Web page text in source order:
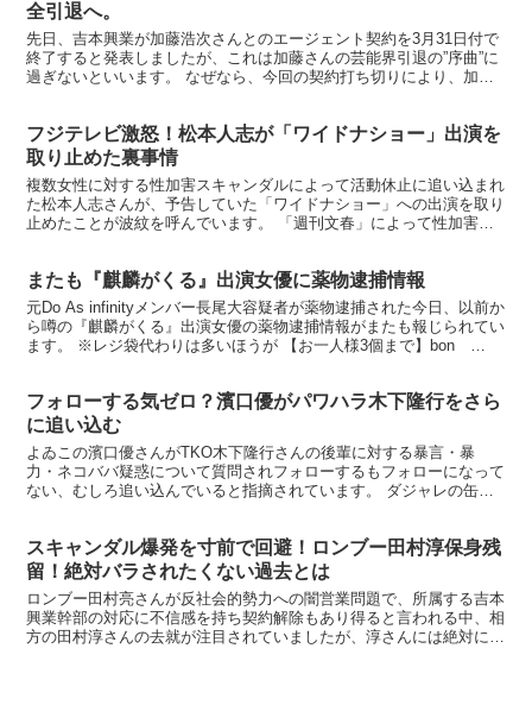
全引退へ。
先日、吉本興業が加藤浩次さんとのエージェント契約を3月31日付で
終了すると発表しましたが、これは加藤さんの芸能界引退の”序曲”に
過ぎないといいます。 なぜなら、今回の契約打ち切りにより、加藤
フジテレビ激怒！松本人志が「ワイドナショー」出演を
取り止めた裏事情
複数女性に対する性加害スキャンダルによって活動休止に追い込まれ
た松本人志さんが、予告していた「ワイドナショー」への出演を取り
止めたことが波紋を呼んでいます。 「週刊文春」によって性加害疑
またも『麒麟がくる』出演女優に薬物逮捕情報
元Do As infinityメンバー長尾大容疑者が薬物逮捕された今日、以前か
ら噂の『麒麟がくる』出演女優の薬物逮捕情報がまたも報じられてい
ます。 ※レジ袋代わりは多いほうが 【お一人様3個まで】bon
フォローする気ゼロ？濱口優がパワハラ木下隆行をさら
に追い込む
よゐこの濱口優さんがTKO木下隆行さんの後輩に対する暴言・暴
力・ネコババ疑惑について質問されフォローするもフォローになって
ない、むしろ追い込んでいると指摘されています。 ダジャレの缶ヅ
スキャンダル爆発を寸前で回避！ロンブー田村淳保身残
留！絶対バラされたくない過去とは
ロンブー田村亮さんが反社会的勢力への闇営業問題で、所属する吉本
興業幹部の対応に不信感を持ち契約解除もあり得ると言われる中、相
方の田村淳さんの去就が注目されていましたが、淳さんには絶対に吉